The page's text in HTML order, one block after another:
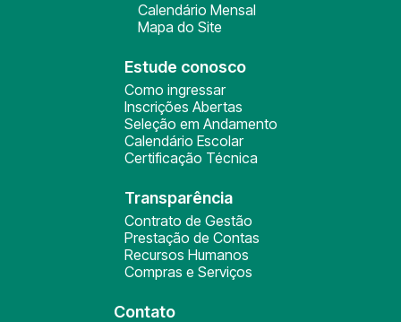
Calendário Mensal
Mapa do Site
Estude conosco
Como ingressar
Inscrições Abertas
Seleção em Andamento
Calendário Escolar
Certificação Técnica
Transparência
Contrato de Gestão
Prestação de Contas
Recursos Humanos
Compras e Serviços
Contato